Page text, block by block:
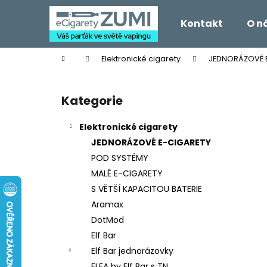
Kontakt O
Domů Elektronické cigarety JEDNORÁZOVÉ
Přeskočit
kategorie
Kategorie
Elektronické cigarety
JEDNORÁZOVÉ E-CIGARETY
POD SYSTÉMY
MALÉ E-CIGARETY
S VĚTŠÍ KAPACITOU BATERIE
Aramax
DotMod
Elf Bar
Elf Bar jednorázovky
í
Zpět
do
Zpět
do